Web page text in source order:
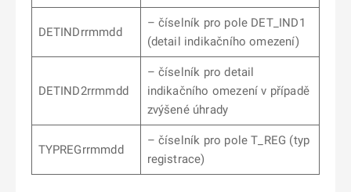
DETINDrrmmdd
– číselník pro pole DET_IND1
(detail indikačního omezení)
DETIND2rrmmdd
– číselník pro detail
indikačního omezení v případě
zvýšené úhrady
TYPREGrrmmdd
– číselník pro pole T_REG (typ
registrace)